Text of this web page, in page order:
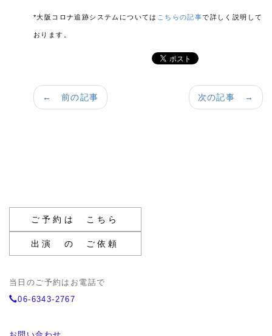
*大阪コロナ追跡システムについては こちらの記事で詳しく説明して
おります。
次の記事 →
← 前の記事
ご予約は こちら
出演 の ご依頼
当日のご予約はお電話で
06-6343-2767